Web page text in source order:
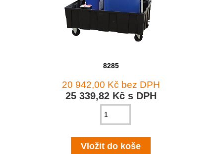
8285
20 942,00 Kč bez DPH
25 339,82 Kč s DPH